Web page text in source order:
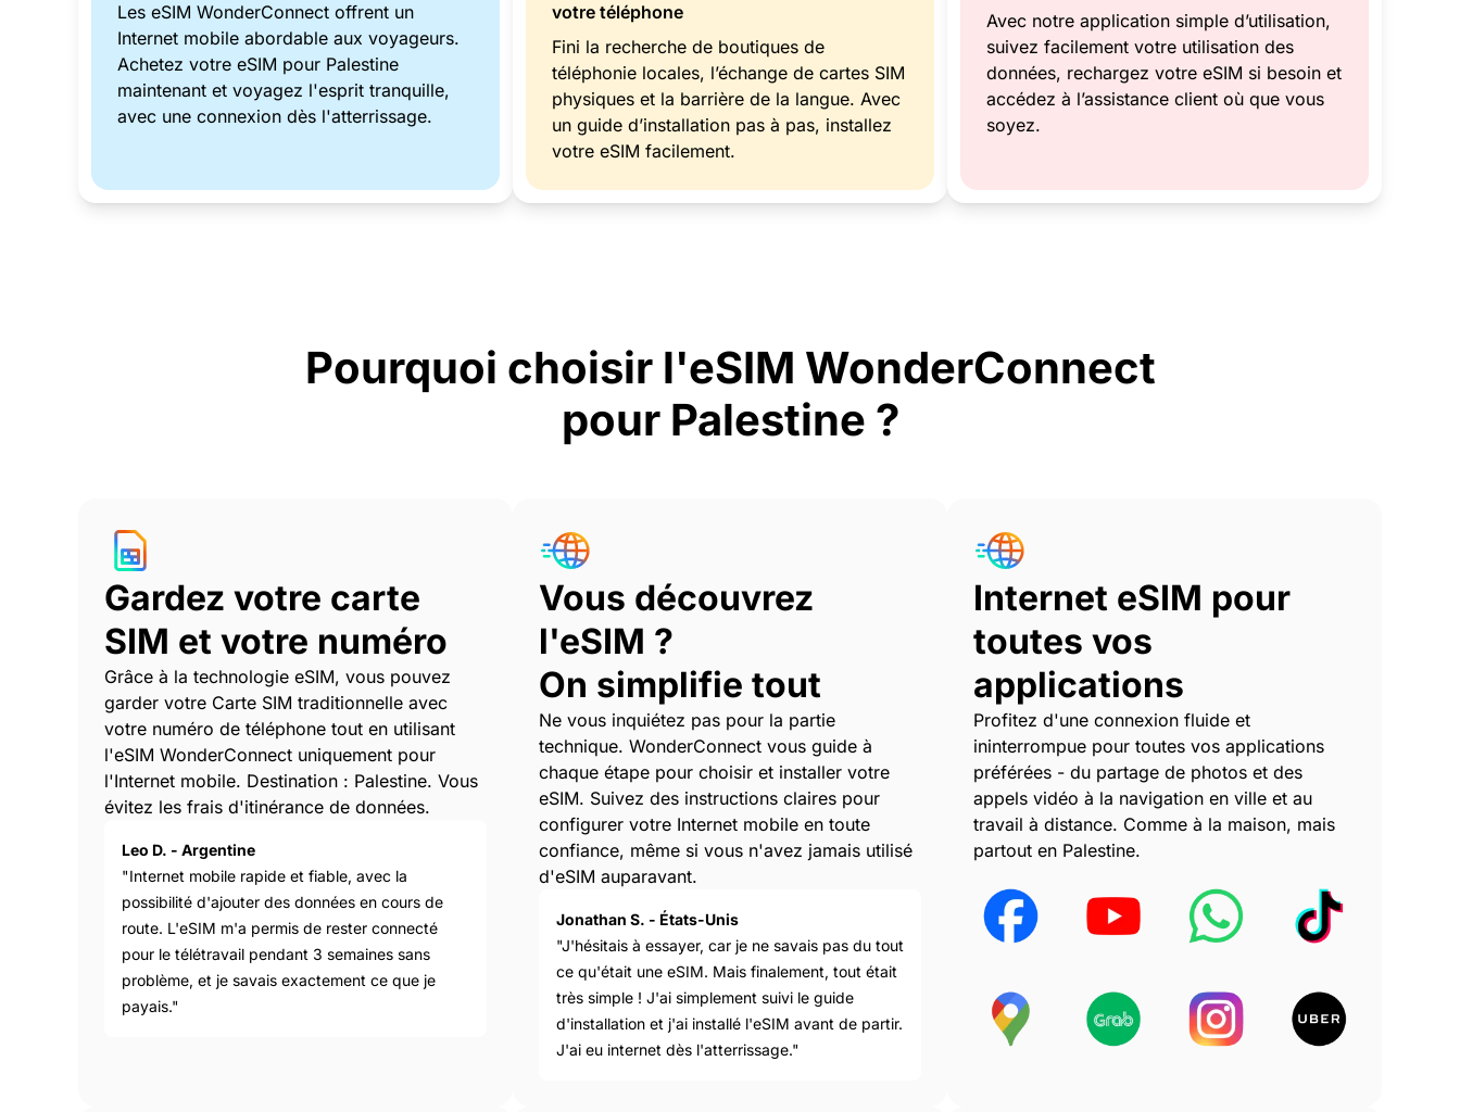
Les eSIM WonderConnect offrent un
Internet mobile abordable aux voyageurs.
Achetez votre eSIM pour Palestine
maintenant et voyagez l'esprit tranquille,
avec une connexion dès l'atterrissage.
votre téléphone
Fini la recherche de boutiques de
téléphonie locales, l’échange de cartes SIM
physiques et la barrière de la langue. Avec
un guide d’installation pas à pas, installez
votre eSIM facilement.
Avec notre application simple d’utilisation,
suivez facilement votre utilisation des
données, rechargez votre eSIM si besoin et
accédez à l’assistance client où que vous
soyez.
Pourquoi choisir l'eSIM WonderConnect
pour Palestine ?
Gardez votre carte
SIM et votre numéro
Grâce à la technologie eSIM, vous pouvez
garder votre Carte SIM traditionnelle avec
votre numéro de téléphone tout en utilisant
l'eSIM WonderConnect uniquement pour
l'Internet mobile. Destination : Palestine. Vous
évitez les frais d'itinérance de données.
Leo D. - Argentine
"Internet mobile rapide et fiable, avec la
possibilité d'ajouter des données en cours de
route. L'eSIM m'a permis de rester connecté
pour le télétravail pendant 3 semaines sans
problème, et je savais exactement ce que je
payais."
Vous découvrez
l'eSIM ?
On simplifie tout
Ne vous inquiétez pas pour la partie
technique. WonderConnect vous guide à
chaque étape pour choisir et installer votre
eSIM. Suivez des instructions claires pour
configurer votre Internet mobile en toute
confiance, même si vous n'avez jamais utilisé
d'eSIM auparavant.
Jonathan S. - États-Unis
"J'hésitais à essayer, car je ne savais pas du tout
ce qu'était une eSIM. Mais finalement, tout était
très simple ! J'ai simplement suivi le guide
d'installation et j'ai installé l'eSIM avant de partir.
J'ai eu internet dès l'atterrissage."
Internet eSIM pour
toutes vos
applications
Profitez d'une connexion fluide et
ininterrompue pour toutes vos applications
préférées - du partage de photos et des
appels vidéo à la navigation en ville et au
travail à distance. Comme à la maison, mais
partout en Palestine.